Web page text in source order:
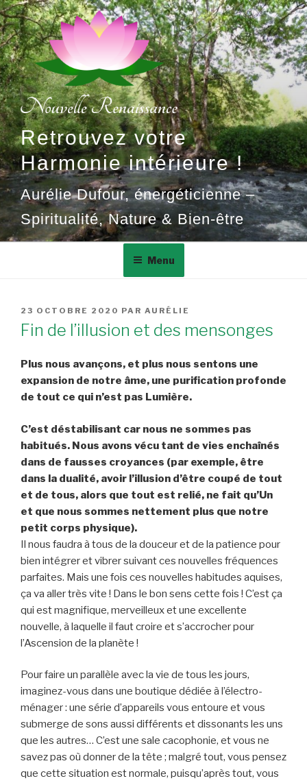
Aller
au
contenu
principal
Retrouvez votre
Harmonie intérieure !
Aurélie Dufour, énergéticienne –
Spiritualité, Nature & Bien-être
Menu
PUBLIÉ
LE
23 OCTOBRE 2020 PAR AURÉLIE
Fin de l’illusion et des mensonges
Plus nous avançons, et plus nous sentons une
expansion de notre âme, une purification profonde
de tout ce qui n’est pas Lumière.
C’est déstabilisant car nous ne sommes pas
habitués. Nous avons vécu tant de vies enchaînés
dans de fausses croyances (par exemple, être
dans la dualité, avoir l’illusion d’être coupé de tout
et de tous, alors que tout est relié, ne fait qu’Un
et que nous sommes nettement plus que notre
petit corps physique).
Il nous faudra à tous de la douceur et de la patience pour
bien intégrer et vibrer suivant ces nouvelles fréquences
parfaites. Mais une fois ces nouvelles habitudes aquises,
ça va aller très vite ! Dans le bon sens cette fois ! C’est ça
qui est magnifique, merveilleux et une excellente
nouvelle, à laquelle il faut croire et s’accrocher pour
l’Ascension de la planète !
Pour faire un parallèle avec la vie de tous les jours,
imaginez-vous dans une boutique dédiée à l’électro-
ménager : une série d’appareils vous entoure et vous
submerge de sons aussi différents et dissonants les uns
que les autres… C’est une sale cacophonie, et vous ne
savez pas où donner de la tête ; malgré tout, vous pensez
que cette situation est normale, puisqu’après tout, vous